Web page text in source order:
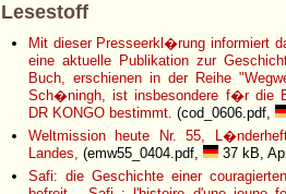
Lesestoff
Mit dieser Presseerkl�rung informiert
eine aktuelle Publikation zur
Buch, erschienen in der Reihe
Sch�ningh, ist insbesondere f�r die
DR KONGO bestimmt. (cod_0606.pdf,
Weltmission heute Nr. 55,
Landes, (emw55_0404.pdf,
37 kB,
Safi: die Geschichte einer